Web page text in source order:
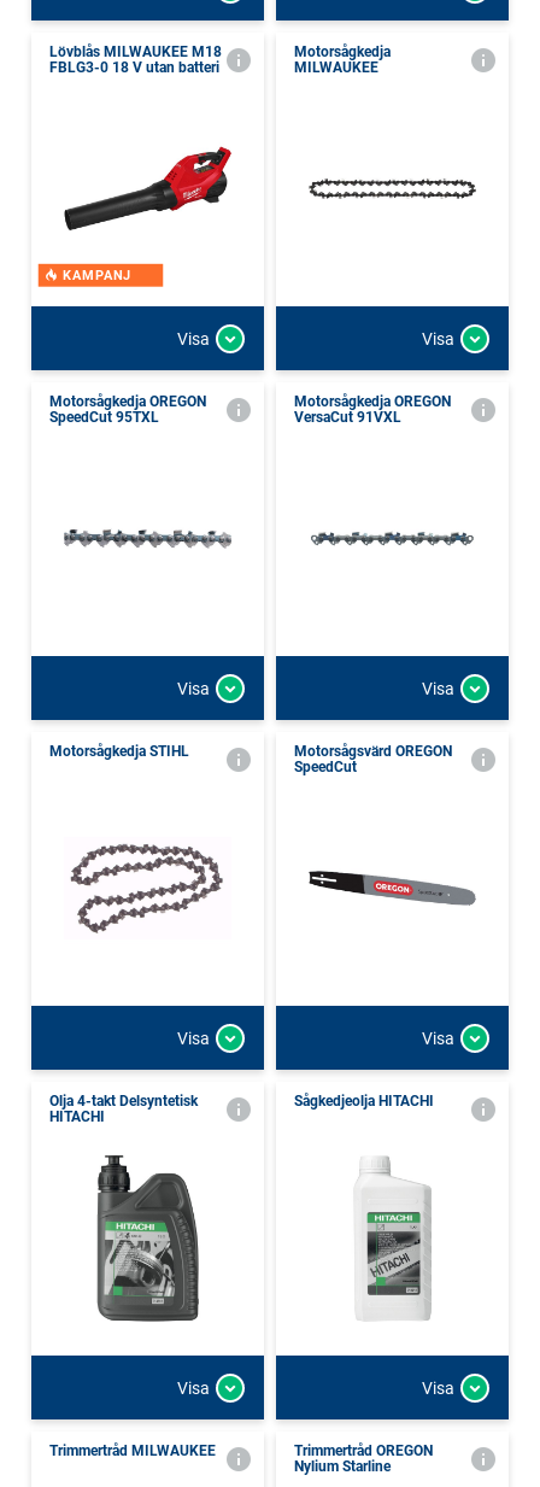
Lövblås MILWAUKEE M18
FBLG3-0 18 V utan batteri
KAMPANJ
Visa
Motorsågkedja
MILWAUKEE
Visa
Motorsågkedja OREGON
SpeedCut 95TXL
Visa
Motorsågkedja OREGON
VersaCut 91VXL
Visa
Motorsågkedja STIHL
Visa
Motorsågsvärd OREGON
SpeedCut
Visa
Olja 4-takt Delsyntetisk
HITACHI
Visa
Sågkedjeolja HITACHI
Visa
Trimmertråd MILWAUKEE
Trimmertråd OREGON
Nylium Starline